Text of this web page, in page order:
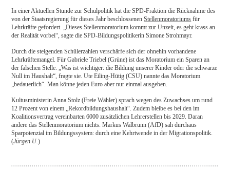
In einer Aktuellen Stunde zur Schulpolitik hat die SPD-Fraktion die Rücknahme des
von der Staatsregierung für dieses Jahr beschlossenenStellenmoratoriums für
Lehrkräfte gefordert. „Dieses Stellenmoratorium kommt zur Unzeit, es geht krass an
der Realität vorbei“, sagte die SPD-Bildungspolitikerin Simone Strohmayr.
Durch die steigenden Schülerzahlen verschärfe sich der ohnehin vorhandene
Lehrkräftemangel. Für Gabriele Triebel (Grüne) ist das Moratorium ein Sparen an
der falschen Stelle. „Was ist wichtiger: die Bildung unserer Kinder oder die schwarze
Null im Haushalt“, fragte sie. Ute Eiling-Hütig (CSU) nannte das Moratorium
„bedauerlich“. Man könne jeden Euro aber nur einmal ausgeben.
Kultusministerin Anna Stolz (Freie Wähler) sprach wegen des Zuwachses um rund
12 Prozent von einem „Rekordbildungshaushalt“. Zudem bleibe es bei den im
Koalitionsvertrag vereinbarten 6000 zusätzlichen Lehrerstellen bis 2029. Daran
ändere das Stellenmoratorium nichts. Markus Walbrunn (AfD) sah durchaus
Sparpotenzial im Bildungssystem: durch eine Kehrtwende in der Migrationspolitik.
(Jürgen U.)